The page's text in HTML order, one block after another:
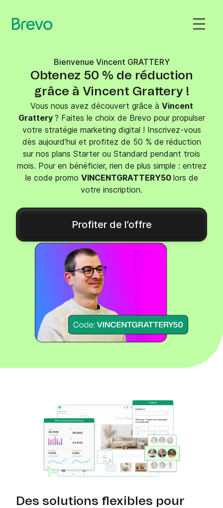
Bienvenue Vincent GRATTERY
Obtenez 50 % de réduction
grâce à Vincent Grattery !
Vous nous avez découvert grâce à Vincent
Grattery ? Faites le choix de Brevo pour propulser
votre stratégie marketing digital ! Inscrivez-vous
dès aujourd’hui et profitez de 50 % de réduction
sur nos plans Starter ou Standard pendant trois
mois. Pour en bénéficier, rien de plus simple : entrez
le code promo VINCENTGRATTERY50 lors de
votre inscription.
Profiter de l’offre
Des solutions flexibles pour